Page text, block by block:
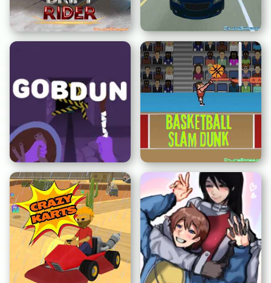
드리프트 라이더 에디스 자동차 시뮬레이터
고브든 농구 슬램덩크